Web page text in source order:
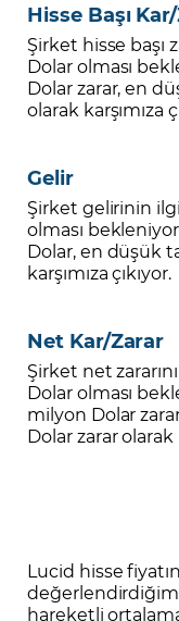
Hisse Başı
Şirket hisse başı
Dolar olması
Dolar zarar, en
olarak karşımıza
Gelir
Şirket gelirinin
olması
Dolar, en düşük
karşımıza çıkıyor.
Net Kar/Zarar
Şirket net
Dolar olması
milyon Dolar
Dolar zarar olarak
Lucid hisse
hareketli